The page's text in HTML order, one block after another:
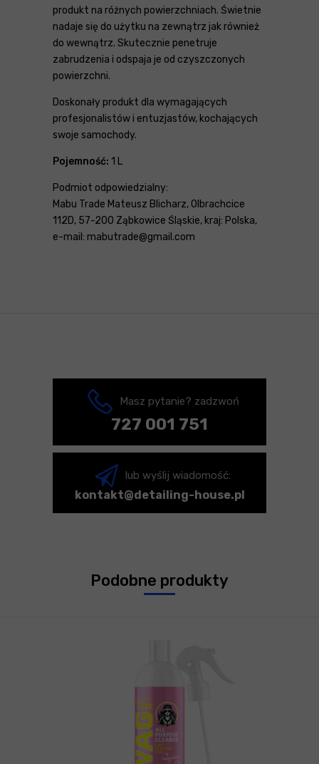
produkt na różnych powierzchniach. Świetnie
nadaje się do użytku na zewnątrz jak również
do wewnątrz. Skutecznie penetruje
zabrudzenia i odspaja je od czyszczonych
powierzchni.
Doskonały produkt dla wymagających
profesjonalistów i entuzjastów, kochających
swoje samochody.
Pojemność: 1 L
Podmiot odpowiedzialny:
Mabu Trade Mateusz Blicharz, Olbrachcice
112D, 57-200 Ząbkowice Śląskie, kraj: Polska,
e-mail: mabutrade@gmail.com
Masz pytanie? zadzwoń
727 001 751
lub wyślij wiadomość:
kontakt@detailing-house.pl
Podobne produkty